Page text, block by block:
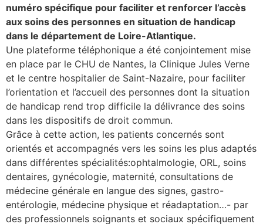
& patrimoine
écologique
CONNECTÉ
d’info
numéro spécifique pour faciliter et renforcer l’accès
aux soins des personnes en situation de handicap
dans le département de Loire-Atlantique.
Une plateforme téléphonique a été conjointement mise
en place par le CHU de Nantes, la Clinique Jules Verne
et le centre hospitalier de Saint-Nazaire, pour faciliter
l’orientation et l’accueil des personnes dont la situation
de handicap rend trop difficile la délivrance des soins
dans les dispositifs de droit commun.
Grâce à cette action, les patients concernés sont
orientés et accompagnés vers les soins les plus adaptés
dans différentes spécialités:ophtalmologie, ORL, soins
dentaires, gynécologie, maternité, consultations de
médecine générale en langue des signes, gastro-
entérologie, médecine physique et réadaptation…- par
des professionnels soignants et sociaux spécifiquement